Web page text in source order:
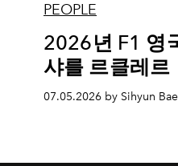
PEOPLE
2026년 F1 영
샤를 르클레르
07.05.2026 by Sihyun Bae